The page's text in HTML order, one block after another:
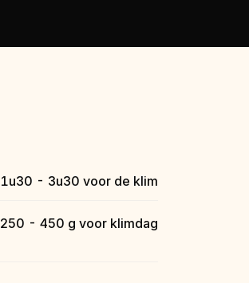
1u30 - 3u30 voor de klim
250 - 450 g voor klimdag